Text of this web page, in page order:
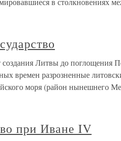
создания Литвы до поглощения
времен разрозненные
моря (район нынешнего
при Иване IV